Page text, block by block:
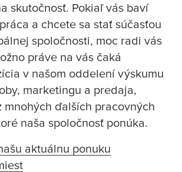
skutočnosť. Pokiaľ vás baví
a chcete sa stať súčasťou
spoločnosti, moc radi vás
práve na vás čaká
v našom oddelení výskumu
marketingu a predaja,
mnohých ďalších pracovných
naša spoločnosť ponúka.
aktuálnu ponuku